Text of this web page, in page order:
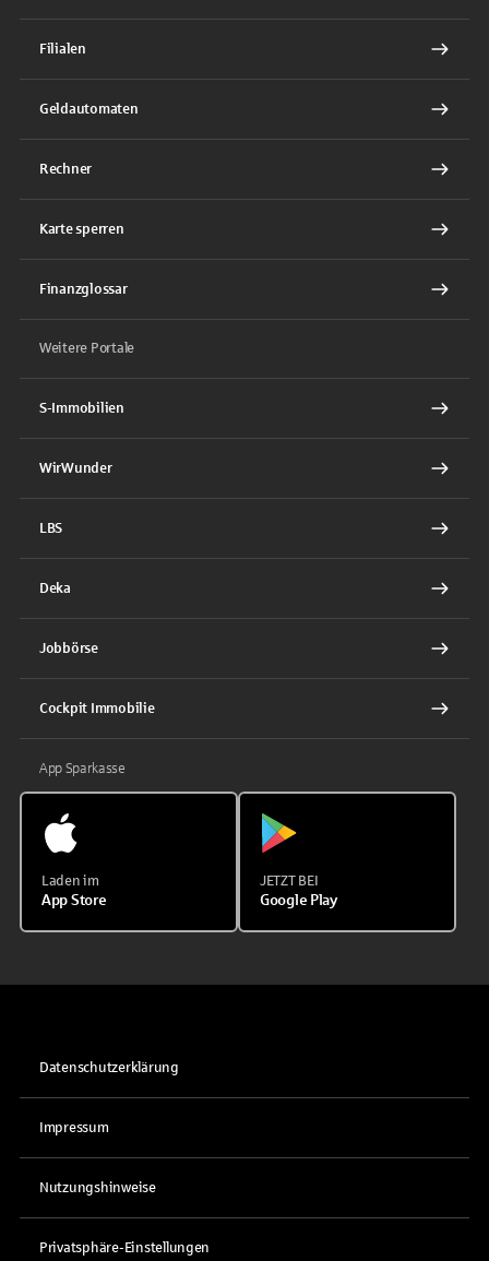
Filialen
Geldautomaten
Rechner
Karte sperren
Finanzglossar
Weitere Portale
S-Immobilien
WirWunder
LBS
Deka
Jobbörse
Cockpit Immobilie
App Sparkasse
Laden im
App Store
JETZT BEI
Google Play
Datenschutzerklärung
Impressum
Nutzungshinweise
Privatsphäre-Einstellungen